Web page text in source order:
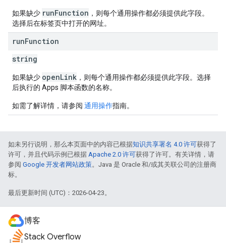
如果缺少 runFunction ，则每个通用操作都必须提供此字段。
选择后在标签页中打开的网址。
runFunction
string
如果缺少 openLink ，则每个通用操作都必须提供此字段。 选择
后执行的 Apps 脚本函数的名称。
如需了解详情，请参阅 通用操作指南。
如未另行说明，那么本页面中的内容已根据知识共享署名 4.0 许可获得了
许可，并且代码示例已根据 Apache 2.0 许可获得了许可。有关详情，请
参阅 Google 开发者网站政策。Java 是 Oracle 和/或其关联公司的注册商
标。
最后更新时间 (UTC)：2026-04-23。
博客
Stack Overflow